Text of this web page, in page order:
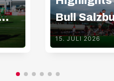
Bull
15. JULI 2026